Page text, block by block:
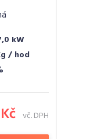
kW
/ hod
vč. DPH